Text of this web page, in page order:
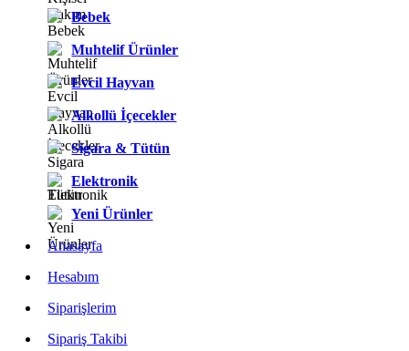
Bebek
Muhtelif Ürünler
Evcil Hayvan
Alkollü İçecekler
Sigara & Tütün
Elektronik
Yeni Ürünler
Anasayfa
Hesabım
Siparişlerim
Sipariş Takibi